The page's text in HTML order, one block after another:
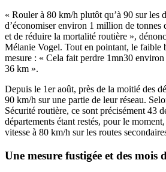
« Rouler à 80 km/h plutôt qu’à 90 sur les
d’économiser environ 1 million de tonnes
et de réduire la mortalité routière »,
Mélanie Vogel. Tout en pointant, le faible
mesure : « Cela fait perdre 1mn30
36 km ».
Depuis le 1er août, près de la moitié des
90 km/h sur une partie de leur réseau.
Sécurité routière, ce sont précisément 43
départements étant restés, pour le
vitesse à 80 km/h sur les routes
Une mesure fustigée et des mois